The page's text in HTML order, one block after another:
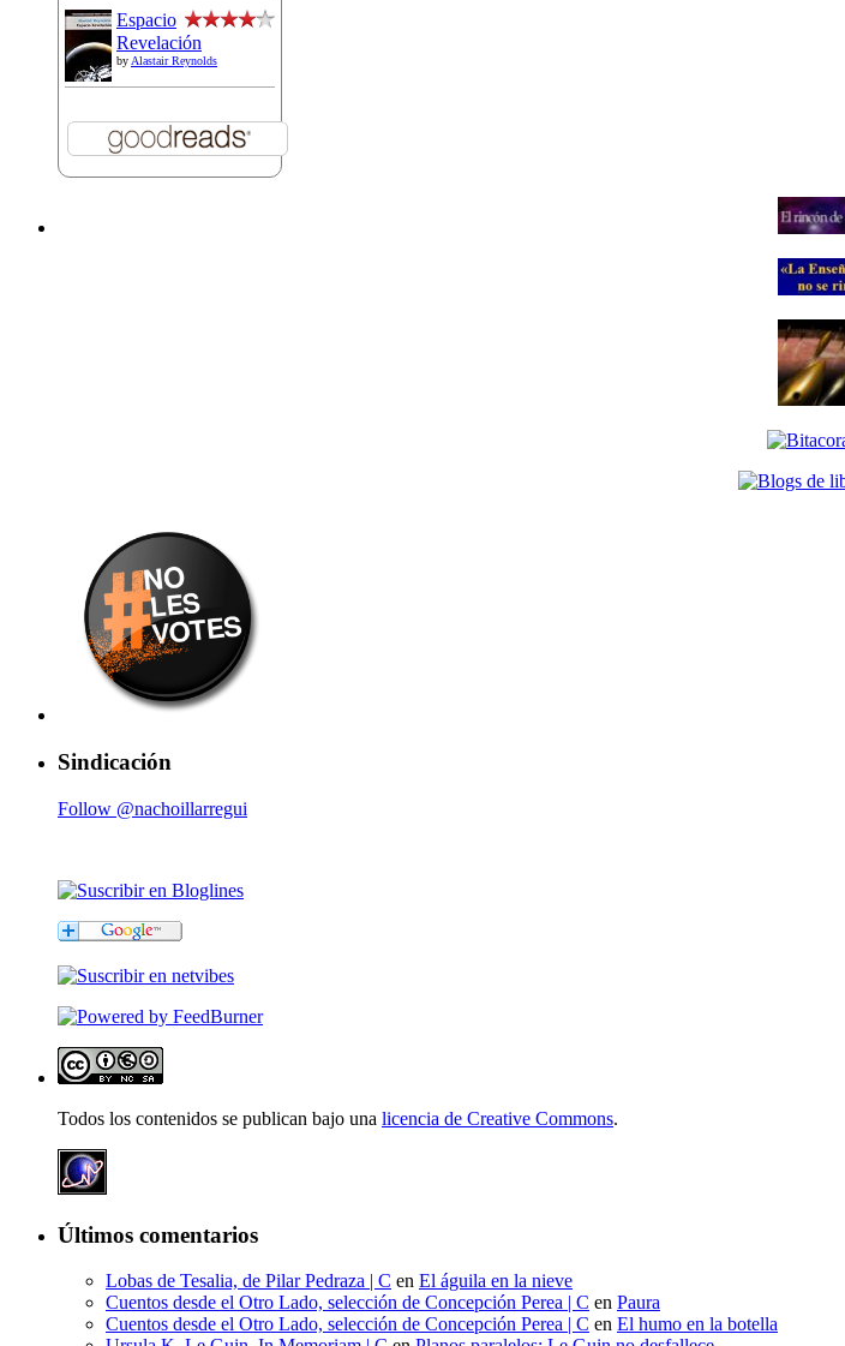
Espacio
Revelación
byAlastair Reynolds
Sindicación
Follow @nachoillarregui
Todos los contenidos se publican bajo una licencia de Creative Commons.
Últimos comentarios
Lobas de Tesalia, de Pilar Pedraza | C en El águila en la nieve
Cuentos desde el Otro Lado, selección de Concepción Perea | C en Paura
Cuentos desde el Otro Lado, selección de Concepción Perea | C en El humo en la botella